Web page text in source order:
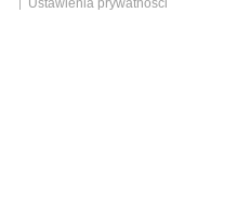
Ustawienia prywatności